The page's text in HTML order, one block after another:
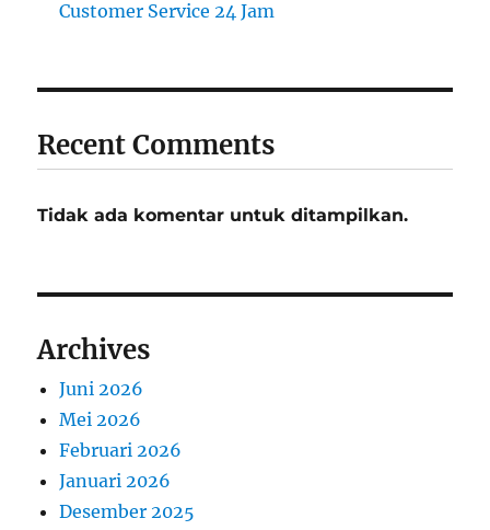
Customer Service 24 Jam
Recent Comments
Tidak ada komentar untuk ditampilkan.
Archives
Juni 2026
Mei 2026
Februari 2026
Januari 2026
Desember 2025